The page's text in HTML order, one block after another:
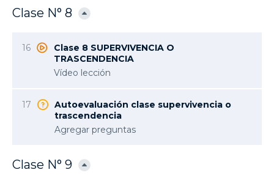
Clase N° 8
16
Clase 8 SUPERVIVENCIA O
TRASCENDENCIA
Vídeo lección
17
Autoevaluación clase supervivencia o
trascendencia
Agregar preguntas
Clase N° 9